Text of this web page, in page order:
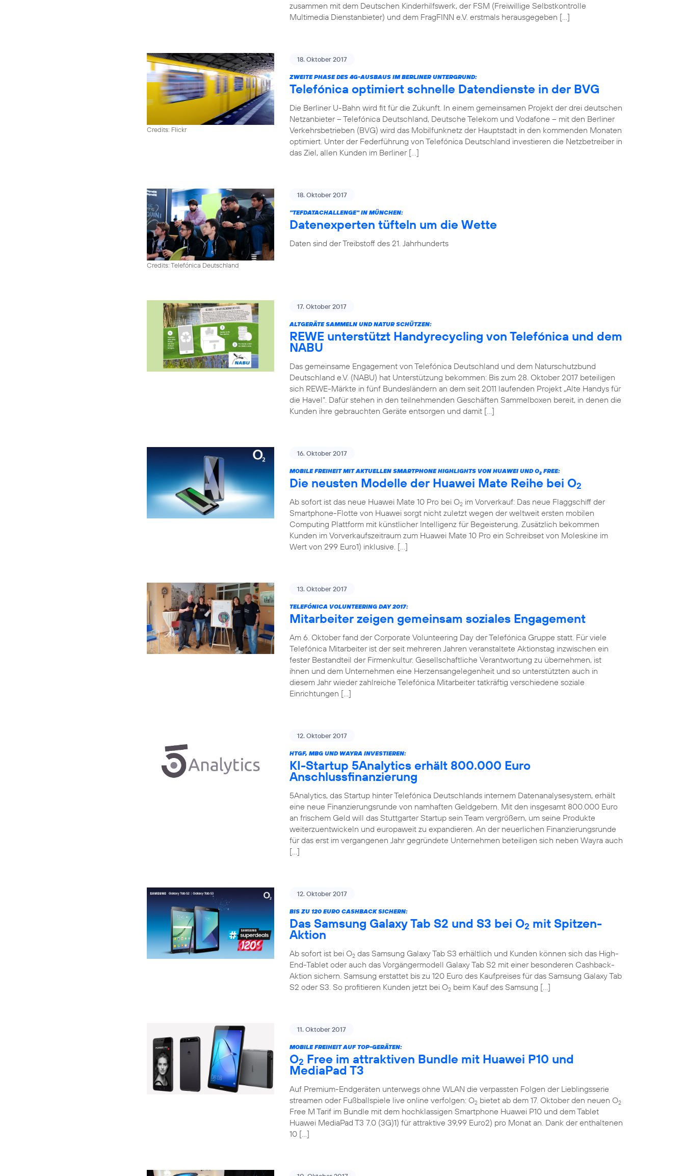
zusammen mit dem Deutschen Kinderhilfswerk, der FSM (Freiwillige Selbstkontrolle
Multimedia Dienstanbieter) und dem FragFINN e.V. erstmals herausgegeben […]
Credits: Flickr
18. Oktober 2017
ZWEITE PHASE DES 4G-AUSBAUS IM BERLINER UNTERGRUND:
Telefónica optimiert schnelle Datendienste in der BVG
Die Berliner U-Bahn wird fit für die Zukunft. In einem gemeinsamen Projekt der drei deutschen
Netzanbieter – Telefónica Deutschland, Deutsche Telekom und Vodafone – mit den Berliner
Verkehrsbetrieben (BVG) wird das Mobilfunknetz der Hauptstadt in den kommenden Monaten
optimiert. Unter der Federführung von Telefónica Deutschland investieren die Netzbetreiber in
das Ziel, allen Kunden im Berliner […]
Credits: Telefónica Deutschland
18. Oktober 2017
"TEFDATACHALLENGE" IN MÜNCHEN:
Datenexperten tüfteln um die Wette
Daten sind der Treibstoff des 21. Jahrhunderts
17. Oktober 2017
ALTGERÄTE SAMMELN UND NATUR SCHÜTZEN:
REWE unterstützt Handyrecycling von Telefónica und dem
NABU
Das gemeinsame Engagement von Telefónica Deutschland und dem Naturschutzbund
Deutschland e.V. (NABU) hat Unterstützung bekommen: Bis zum 28. Oktober 2017 beteiligen
sich REWE-Märkte in fünf Bundesländern an dem seit 2011 laufenden Projekt „Alte Handys für
die Havel“. Dafür stehen in den teilnehmenden Geschäften Sammelboxen bereit, in denen die
Kunden ihre gebrauchten Geräte entsorgen und damit […]
16. Oktober 2017
MOBILE FREIHEIT MIT AKTUELLEN SMARTPHONE HIGHLIGHTS VON HUAWEI UND O2 FREE:
Die neusten Modelle der Huawei Mate Reihe bei O2
Ab sofort ist das neue Huawei Mate 10 Pro bei O2 im Vorverkauf: Das neue Flaggschiff der
Smartphone-Flotte von Huawei sorgt nicht zuletzt wegen der weltweit ersten mobilen
Computing Plattform mit künstlicher Intelligenz für Begeisterung. Zusätzlich bekommen
Kunden im Vorverkaufszeitraum zum Huawei Mate 10 Pro ein Schreibset von Moleskine im
Wert von 299 Euro1) inklusive. […]
13. Oktober 2017
TELEFÓNICA VOLUNTEERING DAY 2017:
Mitarbeiter zeigen gemeinsam soziales Engagement
Am 6. Oktober fand der Corporate Volunteering Day der Telefónica Gruppe statt. Für viele
Telefónica Mitarbeiter ist der seit mehreren Jahren veranstaltete Aktionstag inzwischen ein
fester Bestandteil der Firmenkultur. Gesellschaftliche Verantwortung zu übernehmen, ist
ihnen und dem Unternehmen eine Herzensangelegenheit und so unterstützten auch in
diesem Jahr wieder zahlreiche Telefónica Mitarbeiter tatkräftig verschiedene soziale
Einrichtungen […]
12. Oktober 2017
HTGF, MBG UND WAYRA INVESTIEREN:
KI-Startup 5Analytics erhält 800.000 Euro
Anschlussfinanzierung
5Analytics, das Startup hinter Telefónica Deutschlands internem Datenanalysesystem, erhält
eine neue Finanzierungsrunde von namhaften Geldgebern. Mit den insgesamt 800.000 Euro
an frischem Geld will das Stuttgarter Startup sein Team vergrößern, um seine Produkte
weiterzuentwickeln und europaweit zu expandieren. An der neuerlichen Finanzierungsrunde
für das erst im vergangenen Jahr gegründete Unternehmen beteiligen sich neben Wayra auch
[…]
12. Oktober 2017
BIS ZU 120 EURO CASHBACK SICHERN:
Das Samsung Galaxy Tab S2 und S3 bei O2 mit Spitzen-
Aktion
Ab sofort ist bei O2 das Samsung Galaxy Tab S3 erhältlich und Kunden können sich das High-
End-Tablet oder auch das Vorgängermodell Galaxy Tab S2 mit einer besonderen Cashback-
Aktion sichern. Samsung erstattet bis zu 120 Euro des Kaufpreises für das Samsung Galaxy Tab
S2 oder S3. So profitieren Kunden jetzt bei O2 beim Kauf des Samsung […]
11. Oktober 2017
MOBILE FREIHEIT AUF TOP-GERÄTEN:
O2 Free im attraktiven Bundle mit Huawei P10 und
MediaPad T3
Auf Premium-Endgeräten unterwegs ohne WLAN die verpassten Folgen der Lieblingsserie
streamen oder Fußballspiele live online verfolgen: O2 bietet ab dem 17. Oktober den neuen O2
Free M Tarif im Bundle mit dem hochklassigen Smartphone Huawei P10 und dem Tablet
Huawei MediaPad T3 7.0 (3G)1) für attraktive 39,99 Euro2) pro Monat an. Dank der enthaltenen
10 […]